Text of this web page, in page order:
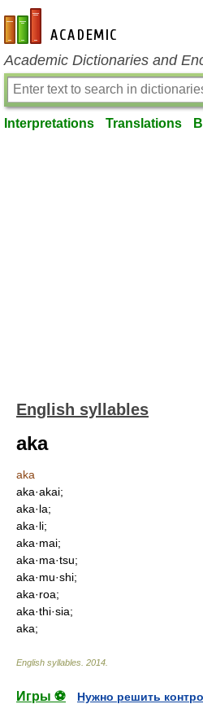
en-academic.com
Academic Dictionaries and
Interpretations Translations
English syllables
aka
aka
aka·akai;
aka·la;
aka·li;
aka·mai;
aka·ma·tsu;
aka·mu·shi;
aka·roa;
aka·thi·sia;
aka;
English syllables 2014
Игры ⚽
Нужно решить